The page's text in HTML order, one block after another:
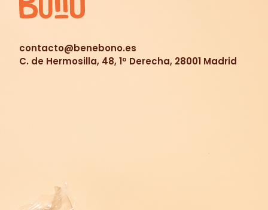
contacto@benebono.es
C. de Hermosilla, 48, 1º Derecha, 28001 Madrid